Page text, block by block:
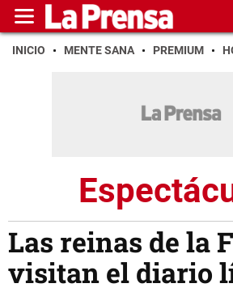
INICIO MENTE SANA PREMIUM
Las reinas de la
visitan el diario